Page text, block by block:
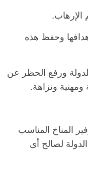
وحفظ هذه
ورفع الحظر عن
ومهنية ونزاهة.
المناخ المناسب
لصالح أى